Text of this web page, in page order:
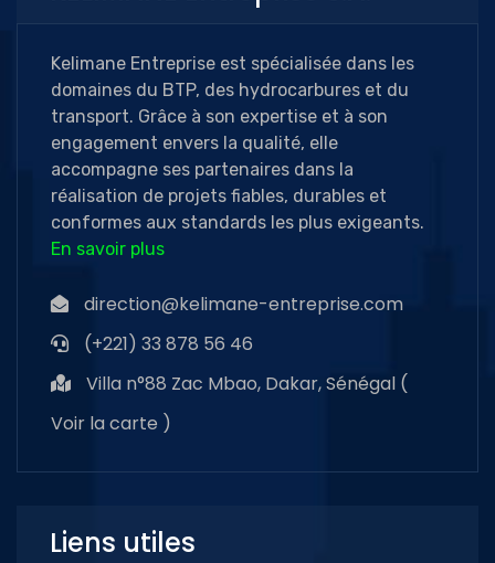
Kelimane Entreprise est spécialisée dans les
domaines du BTP, des hydrocarbures et du
transport. Grâce à son expertise et à son
engagement envers la qualité, elle
accompagne ses partenaires dans la
réalisation de projets fiables, durables et
conformes aux standards les plus exigeants.
En savoir plus
direction@kelimane-entreprise.com
(+221) 33 878 56 46
Villa n°88 Zac Mbao, Dakar, Sénégal (
Voir la carte )
Liens utiles